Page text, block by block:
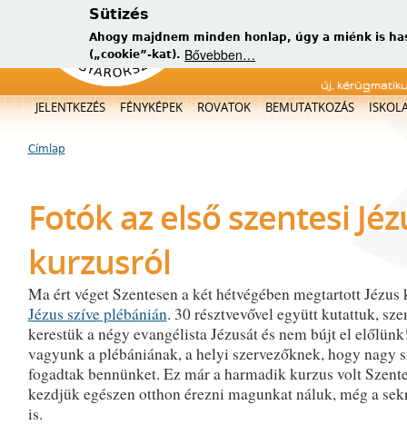
Sütizés
Ahogy majdnem minden honlap, úgy a miénk is
(„cookie”-kat). Bővebben…
új,
Főmenü
JELENTKEZÉS FÉNYKÉPEK ROVATOK BEMUTATKOZÁS
Jelenlegi hely
Címlap
Fotók az első szentesi
kurzusról
Ma ért véget Szentesen a két hétvégében megtartott Jézus
Jézus szíve plébánián. 30 résztvevővel együtt kutattuk,
kerestük a négy evangélista Jézusát és nem bújt el
vagyunk a plébániának, a helyi szervezőknek, hogy nagy
fogadtak bennünket. Ez már a harmadik kurzus volt
kezdjük egészen otthon érezni magunkat náluk, még a
is.